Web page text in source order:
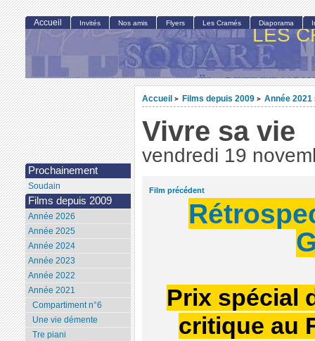
LES
Accueil > Films depuis 2009 > Année 2021
Vivre sa vie
vendredi 19
Film précédent
Prix spécial
critique au
Accueil Invités Nos amis Flyers Les Cramés Diaporama
Prochainement
Soudain
Films depuis 2009
Année 2026
Année 2025
Année 2024
Année 2023
Année 2022
Année 2021
Compartiment n°6
Une vie démente
Tre piani